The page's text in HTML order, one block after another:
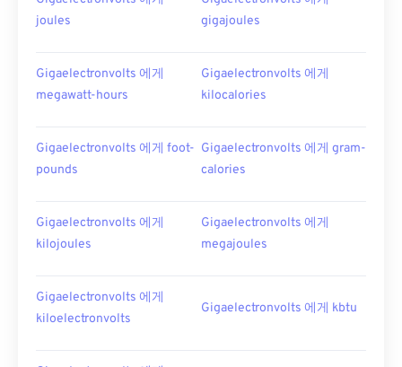
joules
gigajoules
Gigaelectronvolts 에게
megawatt-hours
Gigaelectronvolts 에게
kilocalories
Gigaelectronvolts 에게 foot-
pounds
Gigaelectronvolts 에게 gram-
calories
Gigaelectronvolts 에게
kilojoules
Gigaelectronvolts 에게
megajoules
Gigaelectronvolts 에게
kiloelectronvolts
Gigaelectronvolts 에게 kbtu